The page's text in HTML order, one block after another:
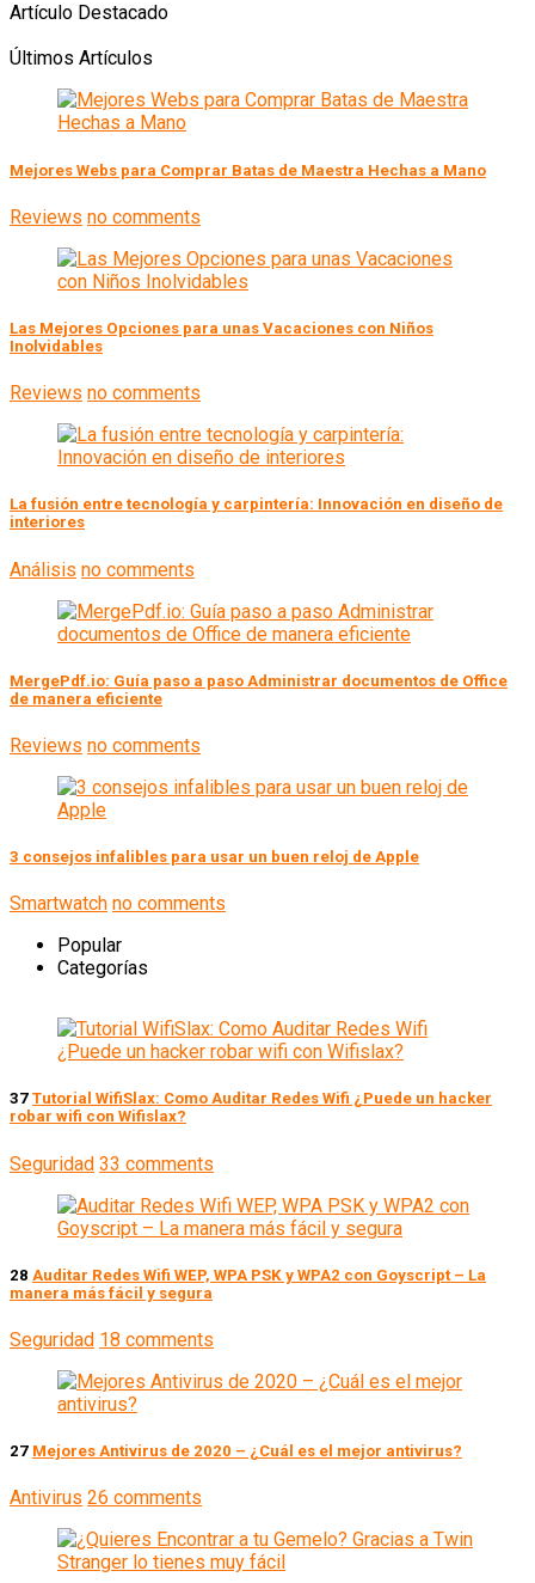
Artículo Destacado
Últimos Artículos
Mejores Webs para Comprar Batas de Maestra Hechas a Mano
Reviews no comments
Las Mejores Opciones para unas Vacaciones con Niños
Inolvidables
Reviews no comments
La fusión entre tecnología y carpintería: Innovación en diseño de
interiores
Análisis no comments
MergePdf.io: Guía paso a paso Administrar documentos de Office
de manera eficiente
Reviews no comments
3 consejos infalibles para usar un buen reloj de Apple
Smartwatch no comments
Popular
Categorías
37 Tutorial WifiSlax: Como Auditar Redes Wifi ¿Puede un hacker
robar wifi con Wifislax?
Seguridad 33 comments
28 Auditar Redes Wifi WEP, WPA PSK y WPA2 con Goyscript – La
manera más fácil y segura
Seguridad 18 comments
27 Mejores Antivirus de 2020 – ¿Cuál es el mejor antivirus?
Antivirus 26 comments